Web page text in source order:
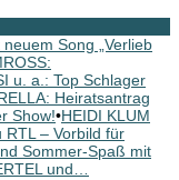
Song „Verlieb
u. a.: Top Schlager
Heiratsantrag
Show!•HEIDI KLUM
RTL – Vorbild für
Sommer-Spaß mit
und…